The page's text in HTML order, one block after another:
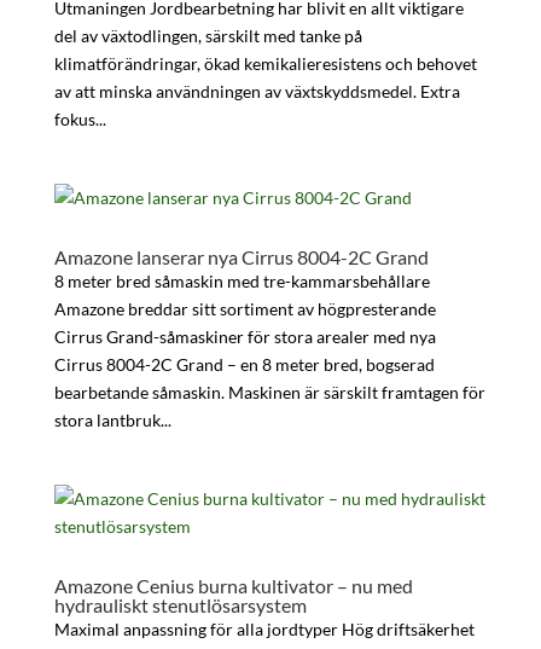
Utmaningen Jordbearbetning har blivit en allt viktigare
del av växtodlingen, särskilt med tanke på
klimatförändringar, ökad kemikalieresistens och behovet
av att minska användningen av växtskyddsmedel. Extra
fokus...
Amazone lanserar nya Cirrus 8004-2C Grand
8 meter bred såmaskin med tre-kammarsbehållare
Amazone breddar sitt sortiment av högpresterande
Cirrus Grand-såmaskiner för stora arealer med nya
Cirrus 8004-2C Grand – en 8 meter bred, bogserad
bearbetande såmaskin. Maskinen är särskilt framtagen för
stora lantbruk...
Amazone Cenius burna kultivator – nu med
hydrauliskt stenutlösarsystem
Maximal anpassning för alla jordtyper Hög driftsäkerhet